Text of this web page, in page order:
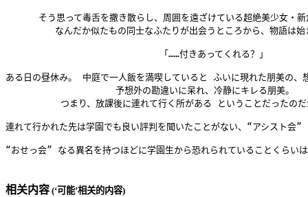
そう思って毒舌を撒き散らし、周囲を遠ざけている超絶美少女・新
なんだか似たもの同士なふたりが出会うところから、物語は
                            「……付きあってくれる？」
ある日の昼休み。 中庭で一人飯を満喫していると ふいに現れた朋美の、
                    予想外の勘違いに呆れ、冷静にキレる朋美。
つまり、放課後に連れて行く所がある ということだったのだ
連れて行かれた先は学園でも良い評判を聞いたことがない、“アシスト会
“おせっ会” なる異名を持つほどに学園生から恐れられていることくらい
相关内容 (‘可能’相关的内容)